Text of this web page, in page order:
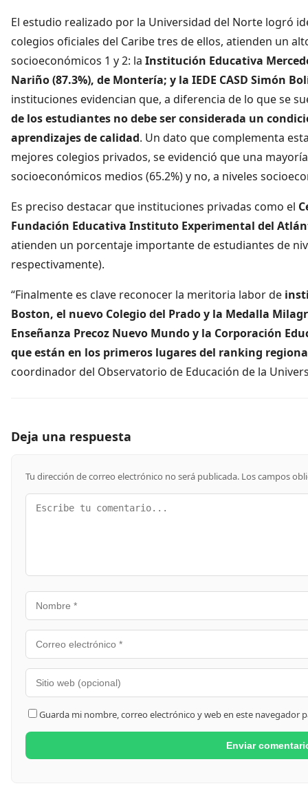
El estudio realizado por la Universidad del Norte logró
colegios oficiales del Caribe tres de ellos, atienden un
socioeconómicos 1 y 2: la Institución Educativa
Nariño (87.3%), de Montería; y la IEDE CASD Simón
instituciones evidencian que, a diferencia de lo que se
de los estudiantes no debe ser considerada un
aprendizajes de calidad. Un dato que complementa
mejores colegios privados, se evidenció que una
socioeconómicos medios (65.2%) y no, a niveles
Es preciso destacar que instituciones privadas como el
Fundación Educativa Instituto Experimental del
atienden un porcentaje importante de estudiantes de
respectivamente).
“Finalmente es clave reconocer la meritoria labor de
Boston, el nuevo Colegio del Prado y la Medalla
Enseñanza Precoz Nuevo Mundo y la Corporación
que están en los primeros lugares del ranking
coordinador del Observatorio de Educación de la
Deja una respuesta
Tu dirección de correo electrónico no será publicada. Los campos
Guarda mi nombre, correo electrónico y web en este navegador